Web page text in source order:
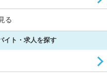
る
イト・求人を探す